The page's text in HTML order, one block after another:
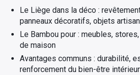
Le Liège dans la déco :
panneaux décoratifs, objets
Le Bambou pour : meubles,
de maison
Avantages communs : durabilité,
renforcement du bien-être intérieur